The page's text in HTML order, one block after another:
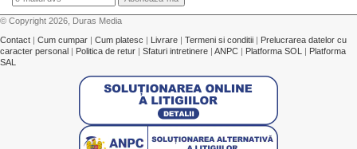
© Copyright 2026, Duras Media
Contact | Cum cumpar | Cum platesc | Livrare | Termeni si conditii | Prelucrarea datelor cu
caracter personal | Politica de retur | Sfaturi intretinere | ANPC | Platforma SOL | Platforma
SAL